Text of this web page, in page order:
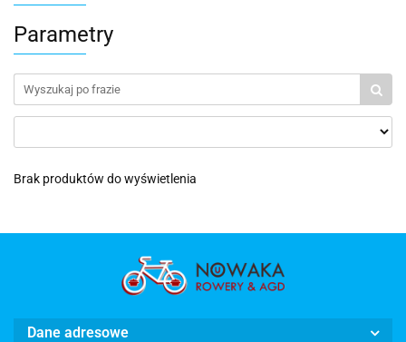
Parametry
Brak produktów do wyświetlenia
Dane adresowe